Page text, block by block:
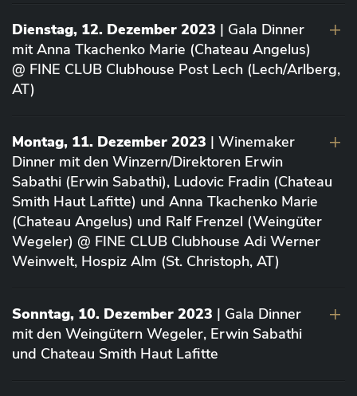
Dienstag, 12. Dezember 2023 | Gala Dinner
mit Anna Tkachenko Marie (Chateau Angelus)
@ FINE CLUB Clubhouse Post Lech (Lech/Arlberg,
AT)
Montag, 11. Dezember 2023 | Winemaker
Dinner mit den Winzern/Direktoren Erwin
Sabathi (Erwin Sabathi), Ludovic Fradin (Chateau
Smith Haut Lafitte) und Anna Tkachenko Marie
(Chateau Angelus) und Ralf Frenzel (Weingüter
Wegeler) @ FINE CLUB Clubhouse Adi Werner
Weinwelt, Hospiz Alm (St. Christoph, AT)
Sonntag, 10. Dezember 2023 | Gala Dinner
mit den Weingütern Wegeler, Erwin Sabathi
und Chateau Smith Haut Lafitte